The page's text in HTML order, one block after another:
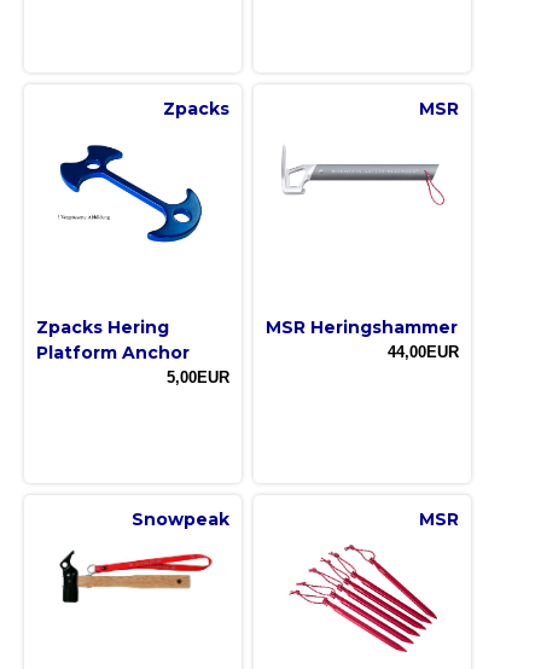
Zpacks
Zpacks Hering
Platform Anchor
5,00EUR
MSR
MSR Heringshammer
44,00EUR
Snowpeak MSR